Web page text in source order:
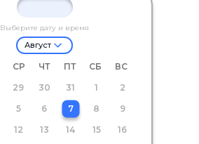
Выберите дату и время
Август
СР ЧТ ПТ СБ
ВС
29 30 31 1
2
5 6 7 8
9
12 13 14 15
16